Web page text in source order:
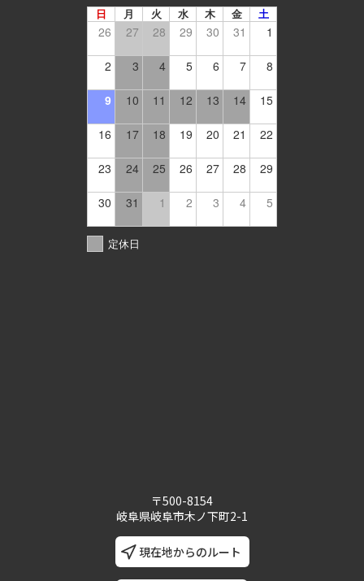
日 月 火 水 木 金 土
26 27 28 29 30 31 1
2 3 4 5 6 7 8
9 10 11 12 13 14 15
16 17 18 19 20 21 22
23 24 25 26 27 28 29
30 31 1 2 3 4 5
定休日
〒500-8154
岐阜県岐阜市木ノ下町2-1
現在地からのルート